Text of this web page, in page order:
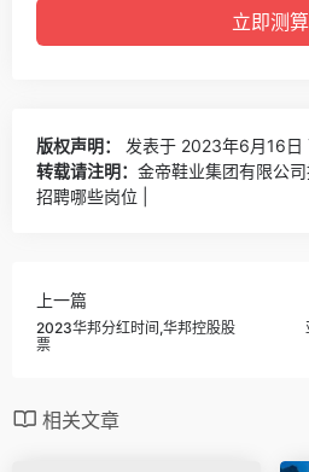
版权声明：
发表于 2023年6月16日
转载请注明： 金帝鞋业集团有限公
招聘哪些岗位 |
上一篇
2023华邦分红时间,华邦控股股
票
相关文章